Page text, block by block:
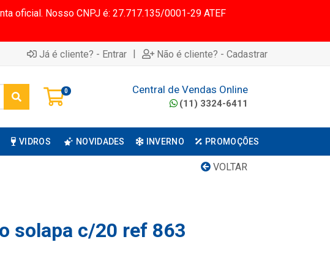
oficial. Nosso CNPJ é: 27.717.135/0001-29 ATEF
Já é cliente? - Entrar | Não é cliente? - Cadastrar
0 Central de Vendas Online
(11) 3324-6411
VIDROS NOVIDADES INVERNO PROMOÇÕES
VOLTAR
solapa c/20 ref 863